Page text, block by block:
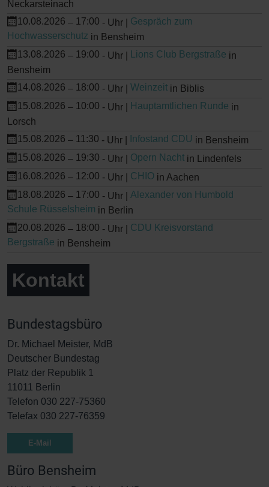
Neckarsteinach
10.08.2026 – 17:00 - Uhr | Gespräch zum
Hochwasserschutz in Bensheim
13.08.2026 – 19:00 - Uhr | Lions Club Bergstraße in
Bensheim
14.08.2026 – 18:00 - Uhr | Weinzeit in Biblis
15.08.2026 – 10:00 - Uhr | Hauptamtlichen Runde in
Lorsch
15.08.2026 – 11:30 - Uhr | Infostand CDU in Bensheim
15.08.2026 – 19:30 - Uhr | Opern Nacht in Lindenfels
16.08.2026 – 12:00 - Uhr | CHIO in Aachen
18.08.2026 – 17:00 - Uhr | Alexander von Humbold
Schule Rüsselsheim in Berlin
20.08.2026 – 18:00 - Uhr | CDU Kreisvorstand
Bergstraße in Bensheim
Kontakt
Bundestagsbüro
Dr. Michael Meister, MdB
Deutscher Bundestag
Platz der Republik 1
11011 Berlin
Telefon 030 227-75360
Telefax 030 227-76359
E-Mail
Büro Bensheim